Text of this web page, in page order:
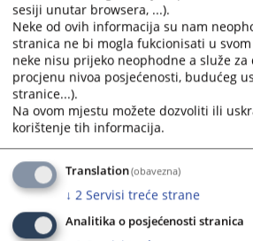
Navigate
forward
to
interact
with
the
calendar
and
select
a
date.
Press
the
Datum do
Navigate
forward
to
interact
with
the
calendar
and
select
Sortiraj po
Odaberi...
Napredne stavke
sesiji unutar browsera, ...).
Neke od ovih informacija su nam
stranica ne bi mogla fukcionisati u
neke nisu prijeko neophodne a služe
procjenu nivoa posjećenosti, budućeg
stranice...).
Na ovom mjestu možete dozvoliti ili
korištenje tih informacija.
Translation(obavezna)
↓ 2 Servisi treće strane
Analitika o posjećenosti stranica